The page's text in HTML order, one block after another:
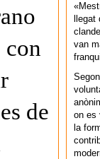
de
van
on es
la